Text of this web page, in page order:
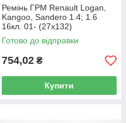
Ремінь ГРМ Renault Logan,
Kangoo, Sandero 1.4; 1.6
16кл. 01- (27х132)
Готово до відправки
754,02 ₴
Купити